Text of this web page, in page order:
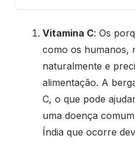
Vitamina C: Os
como os humanos,
naturalmente e
alimentação. A
C, o que pode
uma doença
Índia que ocorre